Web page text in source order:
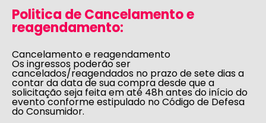
Politica de Cancelamento e
reagendamento:
Cancelamento e reagendamento
Os ingressos poderão ser
cancelados/reagendados no prazo de sete dias a
contar da data de sua compra desde que a
solicitação seja feita em até 48h antes do início do
evento conforme estipulado noCódigo de Defesa
do Consumidor.